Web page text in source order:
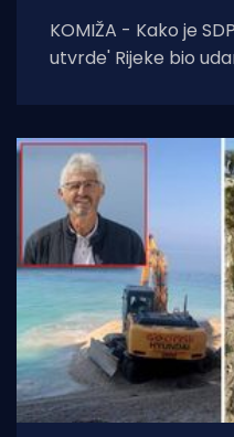
KOMIŽA - Kako je
utvrde' Rijeke bio